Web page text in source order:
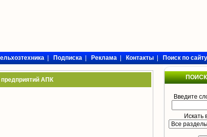
|Подписка|Реклама|Контакты|Поиск по сайту
предприятий АПК
Введите
Искать